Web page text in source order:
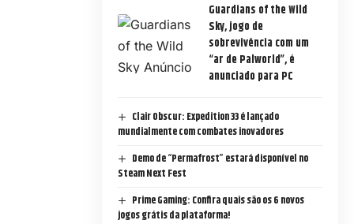
Guardians of the Wild
Sky, jogo de
sobrevivência com um
“ar de Palworld”, é
anunciado para PC
Clair Obscur: Expedition 33 é lançado
mundialmente com combates inovadores
Demo de “Permafrost” estará disponível no
Steam Next Fest
Prime Gaming: Confira quais são os 6 novos
jogos grátis da plataforma!